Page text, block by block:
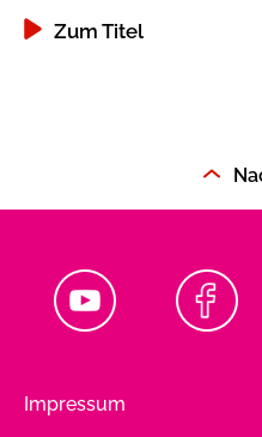
Zum Titel
Impressum